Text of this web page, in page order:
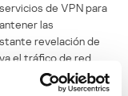
de VPN para
las
revelación de
el tráfico de red.
en otros países